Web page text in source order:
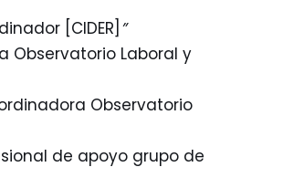
[CIDER] ”
Observatorio Laboral y
Observatorio
de apoyo grupo de